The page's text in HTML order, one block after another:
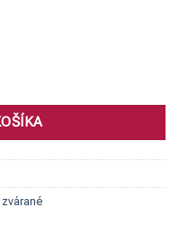
076,1 x 2